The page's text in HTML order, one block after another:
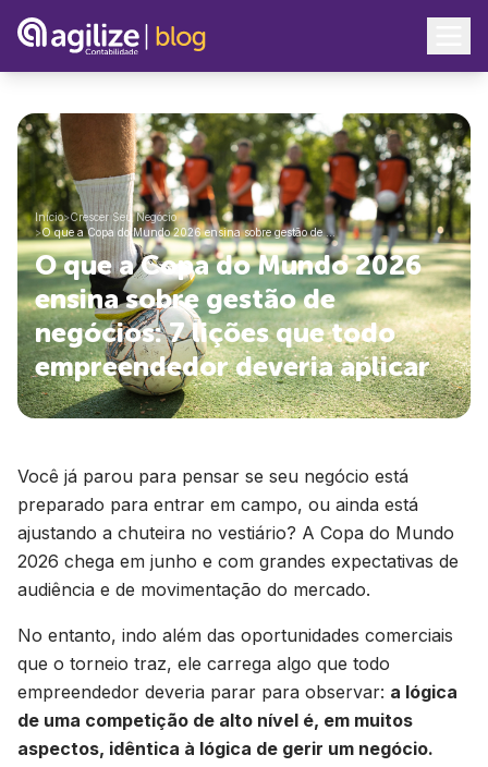
Início>Crescer Seu Negócio
>O que a Copa do Mundo 2026 ensina sobre gestão de …
O que a Copa do Mundo 2026
ensina sobre gestão de
negócios: 7 lições que todo
empreendedor deveria aplicar
Você já parou para pensar se seu negócio está
preparado para entrar em campo, ou ainda está
ajustando a chuteira no vestiário? A Copa do Mundo
2026 chega em junho e com grandes expectativas de
audiência e de movimentação do mercado.
No entanto, indo além das oportunidades comerciais
que o torneio traz, ele carrega algo que todo
empreendedor deveria parar para observar: a lógica
de uma competição de alto nível é, em muitos
aspectos, idêntica à lógica de gerir um negócio.